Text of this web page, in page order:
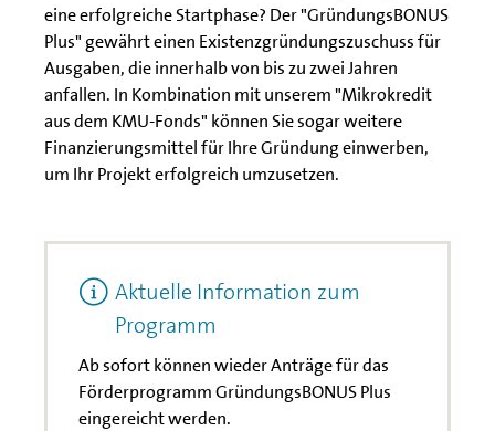
eine erfolgreiche Startphase? Der "GründungsBONUS
Plus" gewährt einen Existenzgründungszuschuss für
Ausgaben, die innerhalb von bis zu zwei Jahren
anfallen. In Kombination mit unserem "Mikrokredit
aus dem KMU-Fonds" können Sie sogar weitere
Finanzierungsmittel für Ihre Gründung einwerben,
um Ihr Projekt erfolgreich umzusetzen.
Aktuelle Information zum
Programm
Ab sofort können wieder Anträge für das
Förderprogramm GründungsBONUS Plus
eingereicht werden.